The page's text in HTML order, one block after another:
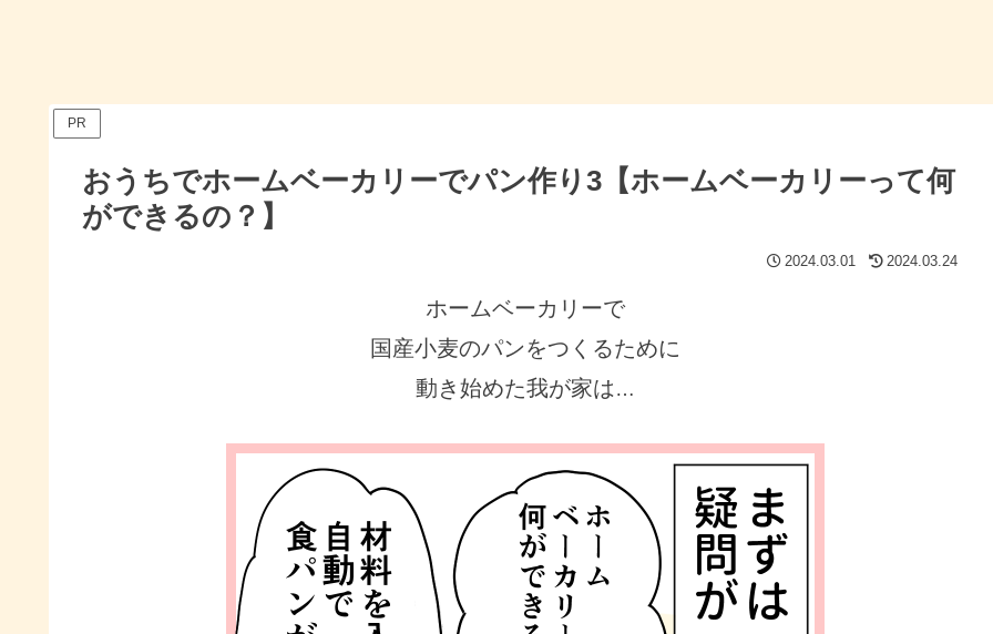
PR
おうちでホームベーカリーでパン作り3【ホームベーカリーって何
ができるの？】
2024.03.01 2024.03.24
ホームベーカリーで
国産小麦のパンをつくるために
動き始めた我が家は …